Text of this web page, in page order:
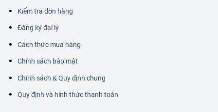
Kiểm tra đơn hàng
Đăng ký đại lý
Cách thức mua hàng
Chính sách bảo mật
Chính sách & Quy định chung
Quy định và hình thức thanh toán